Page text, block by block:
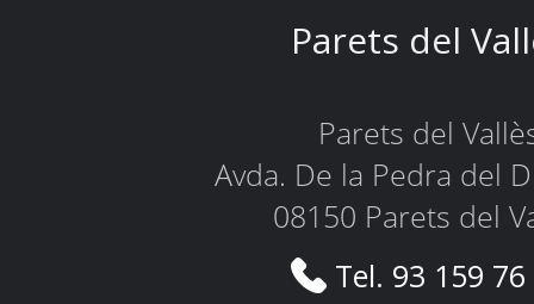
Parets del
Parets del
Avda. De la Pedra del
08150 Parets del
Tel. 93 159